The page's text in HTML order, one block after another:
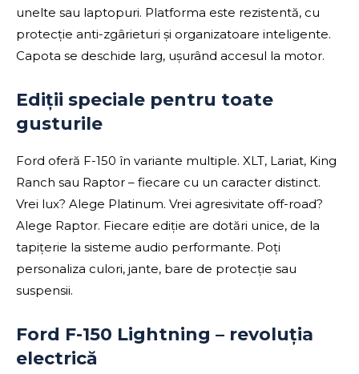
unelte sau laptopuri. Platforma este rezistentă, cu
protecție anti-zgârieturi și organizatoare inteligente.
Capota se deschide larg, ușurând accesul la motor.
Ediții speciale pentru toate
gusturile
Ford oferă F-150 în variante multiple. XLT, Lariat, King
Ranch sau Raptor – fiecare cu un caracter distinct.
Vrei lux? Alege Platinum. Vrei agresivitate off-road?
Alege Raptor. Fiecare ediție are dotări unice, de la
tapițerie la sisteme audio performante. Poți
personaliza culori, jante, bare de protecție sau
suspensii.
Ford F-150 Lightning – revoluția
electrică